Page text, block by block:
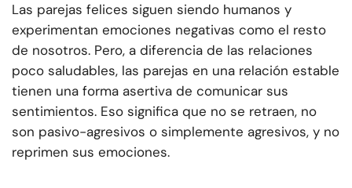
Las parejas felices siguen siendo humanos y
experimentan emociones negativas como el resto
de nosotros. Pero, a diferencia de las relaciones
poco saludables, las parejas en una relación estable
tienen una forma asertiva de comunicar sus
sentimientos. Eso significa que no se retraen, no
son pasivo-agresivos o simplemente agresivos, y no
reprimen sus emociones.